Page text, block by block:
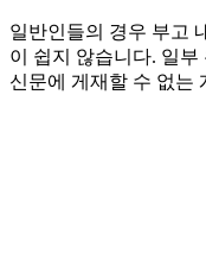
일반인들의 경우 부고
이 쉽지 않습니다. 일
신문에 게재할 수 없는